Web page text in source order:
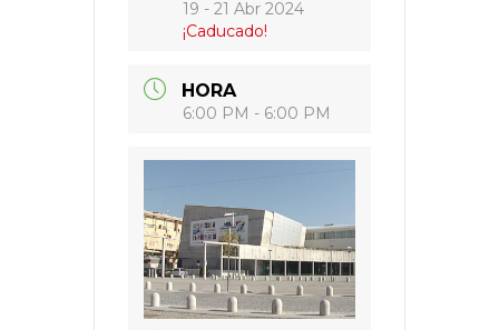
19 - 21 Abr 2024
¡Caducado!
HORA
6:00 PM - 6:00 PM